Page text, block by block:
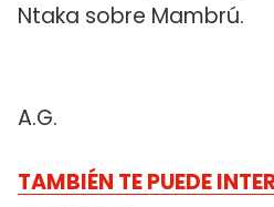
Ntaka sobre Mambrú.
A.G.
TAMBIÉN TE PUEDE